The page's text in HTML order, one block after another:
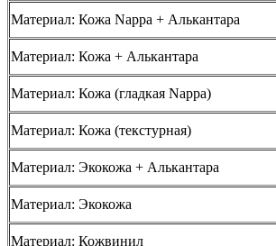
Материал: Кожа Nappa + Алькантара
Материал: Кожа + Алькантара
Материал: Кожа (гладкая Nappa)
Материал: Кожа (текстурная)
Материал: Экокожа + Алькантара
Материал: Экокожа
Материал: Кожвинил